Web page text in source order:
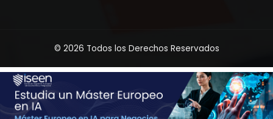
© 2026 Todos los Derechos Reservados